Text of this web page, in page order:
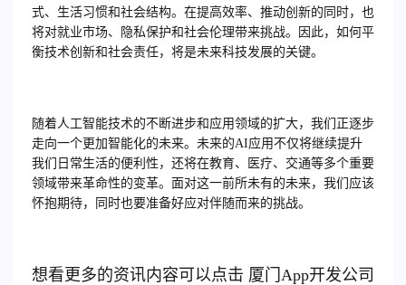
式、生活习惯和社会结构。在提高效率、推动创新的同时，也
将对就业市场、隐私保护和社会伦理带来挑战。因此，如何平
衡技术创新和社会责任，将是未来科技发展的关键。
随着人工智能技术的不断进步和应用领域的扩大，我们正逐步
走向一个更加智能化的未来。未来的AI应用不仅将继续提升
我们日常生活的便利性，还将在教育、医疗、交通等多个重要
领域带来革命性的变革。面对这一前所未有的未来，我们应该
怀抱期待，同时也要准备好应对伴随而来的挑战。
想看更多的资讯内容可以点击 厦门 App开发公司